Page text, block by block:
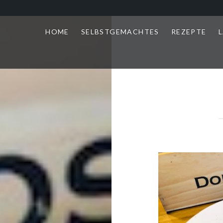
HOME SELBSTGEMACHTES REZEPTE